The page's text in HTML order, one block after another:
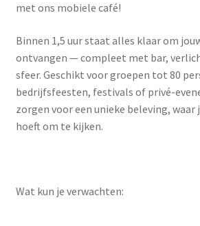
met ons mobiele café!
Binnen 1,5 uur staat alles klaar om
ontvangen — compleet met bar,
sfeer. Geschikt voor groepen tot 80
bedrijfsfeesten, festivals of privé-
zorgen voor een unieke beleving, waar
hoeft om te kijken.
Wat kun je verwachten: